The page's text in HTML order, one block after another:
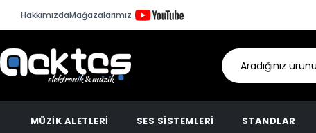
HakkımızdaMağazalarımız
MÜZİK ALETLERİ SES SİSTEMLERİ STANDLAR